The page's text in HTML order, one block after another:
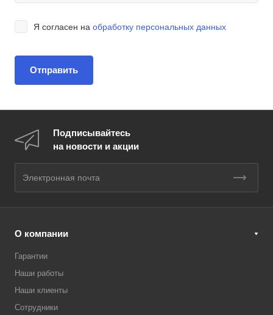
Я согласен на обработку персональных данных
Подписывайтесь
на новости и акции
О компании
Гарантии
Наши работы
Наши клиенты
Сотрудники